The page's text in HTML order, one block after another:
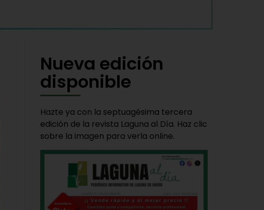
Nueva edición
disponible
Hazte ya con la septuagésima tercera
edición de la revista Laguna al Día. Haz clic
sobre la imagen para verla online.